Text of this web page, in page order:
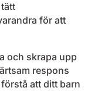
för att
och skrapa upp
respons
att ditt barn